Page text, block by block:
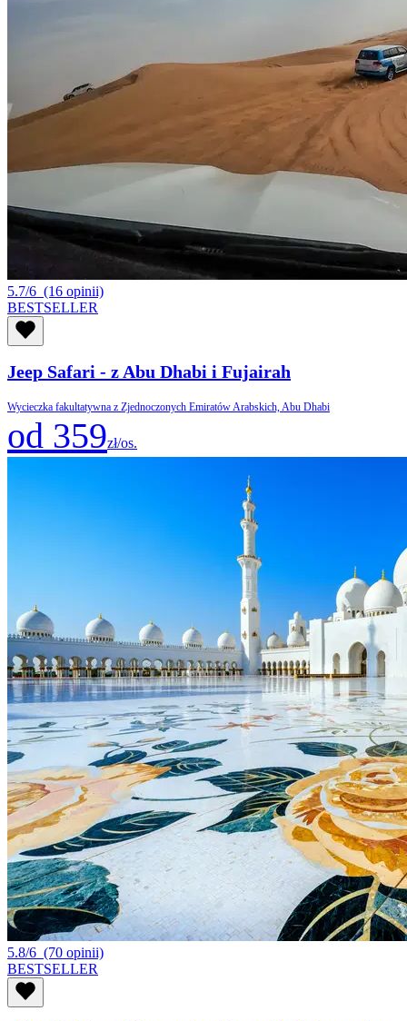
5.7/6 (16 opinii)
BESTSELLER
Jeep Safari - z Abu Dhabi i Fujairah
Wycieczka fakultatywna z Zjednoczonych Emiratów Arabskich, Abu Dhabi
od 359zł/os.
5.8/6 (70 opinii)
BESTSELLER